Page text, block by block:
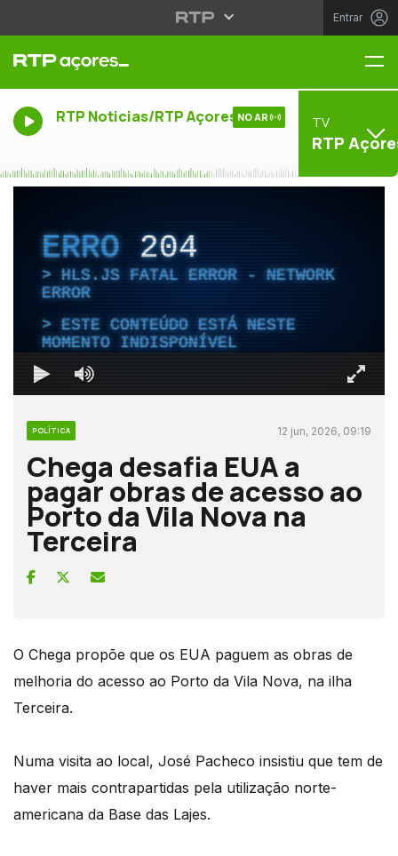
Entrar
RTP Noticias/RTP Açores NO AR TV
RTP
ERRO204
HLS.JS FATAL ERROR - NETWORK
ERROR
ESTE CONTEÚDO ESTÁ NESTE
MOMENTO INDISPONÍVEL
POLÍTICA 12 jun, 2026, 09:19
Chega desafia EUA a
pagar obras de acesso ao
Porto da Vila Nova na
Terceira
O Chega propõe que os EUA paguem as obras de
melhoria do acesso ao Porto da Vila Nova, na ilha
Terceira.
Numa visita ao local, José Pacheco insistiu que tem de
haver mais contrapartidas pela utilização norte-
americana da Base das Lajes.